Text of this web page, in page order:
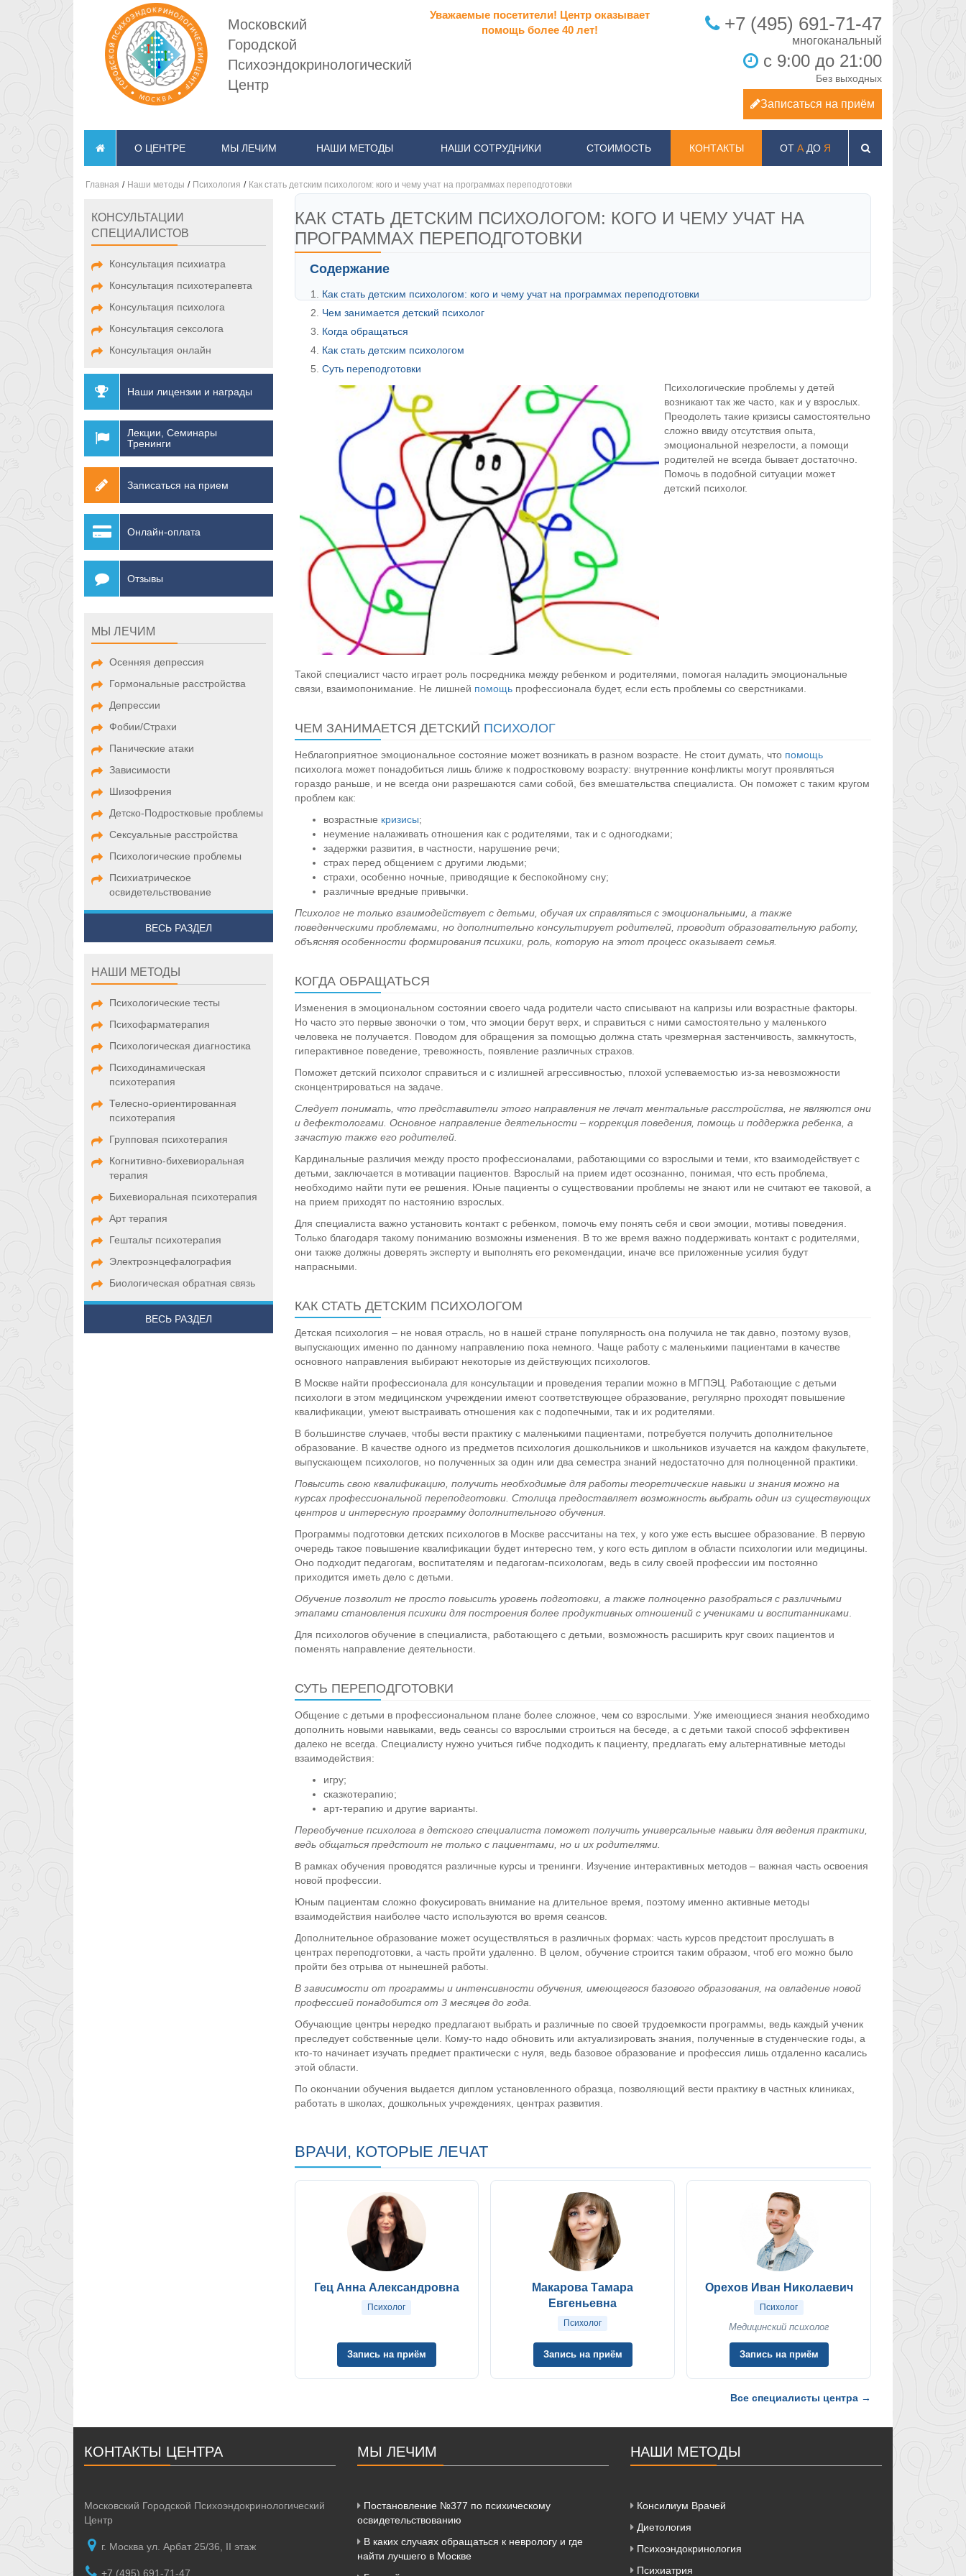
Московский
Городской
Психоэндокринологический
Центр
Уважаемые посетители! Центр оказывает
помощь более 40 лет!
+7 (495) 691-71-47
с 9:00 до 21:00
Без выходных
Записаться на приём
О ЦЕНТРЕ МЫ ЛЕЧИМ НАШИ МЕТОДЫ НАШИ СОТРУДНИКИ СТОИМОСТЬ КОНТАКТЫ ОТ АДО Я
Главная / Наши методы / Психология / Как стать детским психологом: кого и чему учат на программах переподготовки
КОНСУЛЬТАЦИИ
СПЕЦИАЛИСТОВ
Консультация психиатра
Консультация психотерапевта
Консультация психолога
Консультация сексолога
Консультация онлайн
Наши лицензии и награды
Лекции, Семинары
Тренинги
Записаться на прием
Онлайн-оплата
Отзывы
МЫ ЛЕЧИМ
Осенняя депрессия
Гормональные расстройства
Депрессии
Фобии/Страхи
Панические атаки
Зависимости
Шизофрения
Детско-Подростковые проблемы
Сексуальные расстройства
Психологические проблемы
Психиатрическое
освидетельствование
ВЕСЬ РАЗДЕЛ
НАШИ МЕТОДЫ
Психологические тесты
Психофарматерапия
Психологическая диагностика
Психодинамическая
психотерапия
Телесно-ориентированная
психотерапия
Групповая психотерапия
Когнитивно-бихевиоральная
терапия
Бихевиоральная психотерапия
Арт терапия
Гештальт психотерапия
Электроэнцефалография
Биологическая обратная связь
ВЕСЬ РАЗДЕЛ
КАК СТАТЬ ДЕТСКИМ ПСИХОЛОГОМ: КОГО И ЧЕМУ УЧАТ НА
ПРОГРАММАХ ПЕРЕПОДГОТОВКИ
Содержание
Как стать детским психологом: кого и чему учат на программах переподготовки
Чем занимается детский психолог
Когда обращаться
Как стать детским психологом
Суть переподготовки
Психологические проблемы у детей
возникают так же часто, как и у взрослых.
Преодолеть такие кризисы самостоятельно
сложно ввиду отсутствия опыта,
эмоциональной незрелости, а помощи
родителей не всегда бывает достаточно.
Помочь в подобной ситуации может
детский психолог.
Такой специалист часто играет роль посредника между ребенком и родителями, помогая наладить эмоциональные
связи, взаимопонимание. Не лишней помощьпрофессионала будет, если есть проблемы со сверстниками.
ЧЕМ ЗАНИМАЕТСЯ ДЕТСКИЙ ПСИХОЛОГ
Неблагоприятное эмоциональное состояние может возникать в разном возрасте. Не стоит думать, что помощь
психолога может понадобиться лишь ближе к подростковому возрасту: внутренние конфликты могут проявляться
гораздо раньше, и не всегда они разрешаются сами собой, без вмешательства специалиста. Он поможет с таким кругом
проблем как:
возрастные кризисы;
неумение налаживать отношения как с родителями, так и с одногодками;
задержки развития, в частности, нарушение речи;
страх перед общением с другими людьми;
страхи, особенно ночные, приводящие к беспокойному сну;
различные вредные привычки.
Психолог не только взаимодействует с детьми, обучая их справляться с эмоциональными, а также
поведенческими проблемами, но дополнительно консультирует родителей, проводит образовательную работу,
объясняя особенности формирования психики, роль, которую на этот процесс оказывает семья.
КОГДА ОБРАЩАТЬСЯ
Изменения в эмоциональном состоянии своего чада родители часто списывают на капризы или возрастные факторы.
Но часто это первые звоночки о том, что эмоции берут верх, и справиться с ними самостоятельно у маленького
человека не получается. Поводом для обращения за помощью должна стать чрезмерная застенчивость, замкнутость,
гиперактивное поведение, тревожность, появление различных страхов.
Поможет детский психолог справиться и с излишней агрессивностью, плохой успеваемостью из-за невозможности
сконцентрироваться на задаче.
Следует понимать, что представители этого направления не лечат ментальные расстройства, не являются они
и дефектологами. Основное направление деятельности – коррекция поведения, помощь и поддержка ребенка, а
зачастую также его родителей.
Кардинальные различия между просто профессионалами, работающими со взрослыми и теми, кто взаимодействует с
детьми, заключается в мотивации пациентов. Взрослый на прием идет осознанно, понимая, что есть проблема,
необходимо найти пути ее решения. Юные пациенты о существовании проблемы не знают или не считают ее таковой, а
на прием приходят по настоянию взрослых.
Для специалиста важно установить контакт с ребенком, помочь ему понять себя и свои эмоции, мотивы поведения.
Только благодаря такому пониманию возможны изменения. В то же время важно поддерживать контакт с родителями,
они также должны доверять эксперту и выполнять его рекомендации, иначе все приложенные усилия будут
напрасными.
КАК СТАТЬ ДЕТСКИМ ПСИХОЛОГОМ
Детская психология – не новая отрасль, но в нашей стране популярность она получила не так давно, поэтому вузов,
выпускающих именно по данному направлению пока немного. Чаще работу с маленькими пациентами в качестве
основного направления выбирают некоторые из действующих психологов.
В Москве найти профессионала для консультации и проведения терапии можно в МГПЭЦ. Работающие с детьми
психологи в этом медицинском учреждении имеют соответствующее образование, регулярно проходят повышение
квалификации, умеют выстраивать отношения как с подопечными, так и их родителями.
В большинстве случаев, чтобы вести практику с маленькими пациентами, потребуется получить дополнительное
образование. В качестве одного из предметов психология дошкольников и школьников изучается на каждом факультете,
выпускающем психологов, но полученных за один или два семестра знаний недостаточно для полноценной практики.
Повысить свою квалификацию, получить необходимые для работы теоретические навыки и знания можно на
курсах профессиональной переподготовки. Столица предоставляет возможность выбрать один из существующих
центров и интересную программу дополнительного обучения.
Программы подготовки детских психологов в Москве рассчитаны на тех, у кого уже есть высшее образование. В первую
очередь такое повышение квалификации будет интересно тем, у кого есть диплом в области психологии или медицины.
Оно подходит педагогам, воспитателям и педагогам-психологам, ведь в силу своей профессии им постоянно
приходится иметь дело с детьми.
Обучение позволит не просто повысить уровень подготовки, а также полноценно разобраться с различными
этапами становления психики для построения более продуктивных отношений с учениками и воспитанниками.
Для психологов обучение в специалиста, работающего с детьми, возможность расширить круг своих пациентов и
поменять направление деятельности.
СУТЬ ПЕРЕПОДГОТОВКИ
Общение с детьми в профессиональном плане более сложное, чем со взрослыми. Уже имеющиеся знания необходимо
дополнить новыми навыками, ведь сеансы со взрослыми строиться на беседе, а с детьми такой способ эффективен
далеко не всегда. Специалисту нужно учиться гибче подходить к пациенту, предлагать ему альтернативные методы
взаимодействия:
игру;
сказкотерапию;
арт-терапию и другие варианты.
Переобучение психолога в детского специалиста поможет получить универсальные навыки для ведения практики,
ведь общаться предстоит не только с пациентами, но и их родителями.
В рамках обучения проводятся различные курсы и тренинги. Изучение интерактивных методов – важная часть освоения
новой профессии.
Юным пациентам сложно фокусировать внимание на длительное время, поэтому именно активные методы
взаимодействия наиболее часто используются во время сеансов.
Дополнительное образование может осуществляться в различных формах: часть курсов предстоит прослушать в
центрах переподготовки, а часть пройти удаленно. В целом, обучение строится таким образом, чтоб его можно было
пройти без отрыва от нынешней работы.
В зависимости от программы и интенсивности обучения, имеющегося базового образования, на овладение новой
профессией понадобится от 3 месяцев до года.
Обучающие центры нередко предлагают выбрать и различные по своей трудоемкости программы, ведь каждый ученик
преследует собственные цели. Кому-то надо обновить или актуализировать знания, полученные в студенческие годы, а
кто-то начинает изучать предмет практически с нуля, ведь базовое образование и профессия лишь отдаленно касались
этой области.
По окончании обучения выдается диплом установленного образца, позволяющий вести практику в частных клиниках,
работать в школах, дошкольных учреждениях, центрах развития.
ВРАЧИ, КОТОРЫЕ ЛЕЧАТ
Гец Анна Александровна
Психолог
Запись на приём
Макарова Тамара
Евгеньевна
Психолог
Запись на приём
Орехов Иван Николаевич
Психолог
Медицинский психолог
Запись на приём
Все специалисты центра →
КОНТАКТЫ ЦЕНТРА
Московский Городской Психоэндокринологический
Центр
г. Москва ул. Арбат 25/36, II этаж
+7 (495) 691-71-47
МЫ ЛЕЧИМ
Постановление №377 по психическому
освидетельствованию
В каких случаях обращаться к неврологу и где
найти лучшего в Москве
НАШИ МЕТОДЫ
Консилиум Врачей
Диетология
Психоэндокринология
Психиатрия